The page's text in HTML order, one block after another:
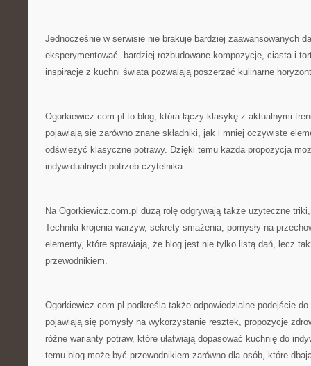
Jednocześnie w serwisie nie brakuje bardziej zaawansowanych
eksperymentować. bardziej rozbudowane kompozycje, ciasta i
inspiracje z kuchni świata pozwalają poszerzać kulinarne
Ogorkiewicz.com.pl to blog, która łączy klasykę z aktualnymi
pojawiają się zarówno znane składniki, jak i mniej oczywiste
odświeżyć klasyczne potrawy. Dzięki temu każda propozycja
indywidualnych potrzeb czytelnika.
Na Ogorkiewicz.com.pl dużą rolę odgrywają także użyteczne
Techniki krojenia warzyw, sekrety smażenia, pomysły na
elementy, które sprawiają, że blog jest nie tylko listą dań, lecz
przewodnikiem.
Ogorkiewicz.com.pl podkreśla także odpowiedzialne podejście
pojawiają się pomysły na wykorzystanie resztek, propozycje
różne warianty potraw, które ułatwiają dopasować kuchnię do
temu blog może być przewodnikiem zarówno dla osób, które